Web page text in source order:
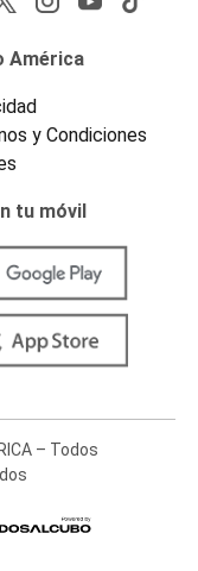
América
y Condiciones
tu móvil
– Todos